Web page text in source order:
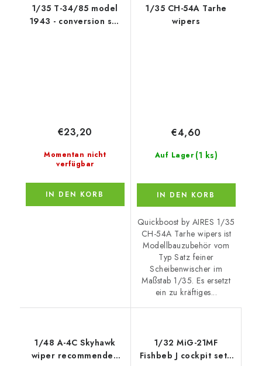
1/35 T-34/85 model
1943 - conversion set
Momentan nicht
verfügbar
€23,20
IN DEN KORB
1/35 CH-54A Tarhe
wipers
Auf Lager (1 ks)
€4,60
IN DEN KORB
Quickboost by AIRES 1/35
CH-54A Tarhe wipers ist
Modellbauzubehör vom
Typ Satz feiner
Scheibenwischer im
Maßstab 1/35. Es ersetzt
ein zu kräftiges...
1/48 A-4C Skyhawk
wiper recommended
1/32 MiG-21MF
Fishbeb J cockpit set -